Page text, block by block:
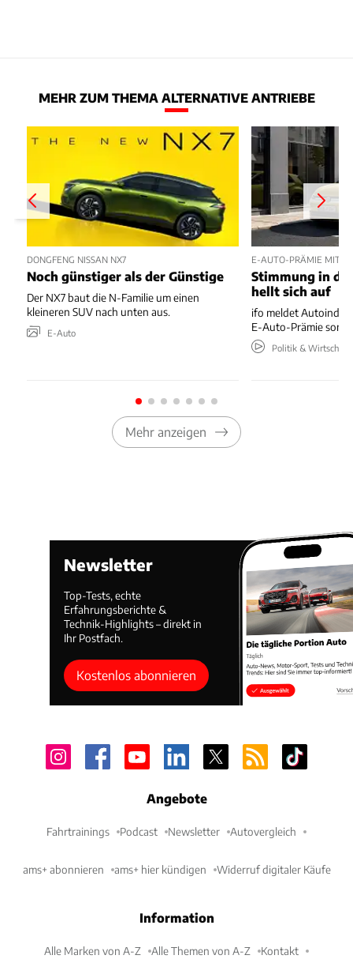
MEHR ZUM THEMA ALTERNATIVE ANTRIEBE
DONGFENG NISSAN NX7
Noch günstiger als der Günstige
Der NX7 baut die N-Familie um einen
kleineren SUV nach unten aus.
E-Auto
E-AUTO-PRÄMIE MIT
Stimmung in
hellt sich auf
ifo meldet
E-Auto-Prämie
Politik & Wirtschaft
Mehr anzeigen
Newsletter
Top-Tests, echte
Erfahrungsberichte &
Technik-Highlights – direkt in
Ihr Postfach.
Kostenlos abonnieren
Angebote
Fahrtrainings Podcast Newsletter Autovergleich
ams+ abonnieren ams+ hier kündigen Widerruf digitaler Käufe
Information
Alle Marken von A-Z Alle Themen von A-Z Kontakt